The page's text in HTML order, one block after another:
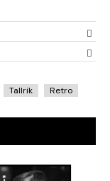
Tallrik Retro